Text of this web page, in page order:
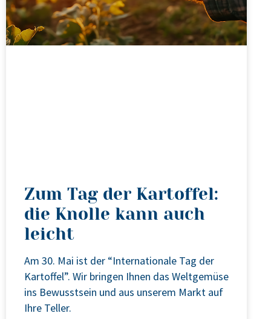
Zum Tag der Kartoffel:
die Knolle kann auch
leicht
Am 30. Mai ist der “Inter­na­tio­na­le Tag der
Kar­tof­fel”. Wir brin­gen Ihnen das Welt­ge­mü­se
ins Bewusst­sein und aus unse­rem Markt auf
Ihre Tel­ler.